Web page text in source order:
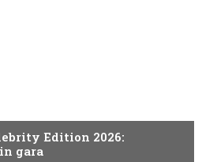
Edition 2026:
gara